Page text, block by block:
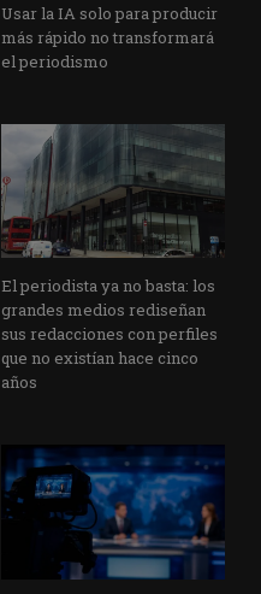
Usar la IA solo para producir
más rápido no transformará
el periodismo
El periodista ya no basta: los
grandes medios rediseñan
sus redacciones con perfiles
que no existían hace cinco
años